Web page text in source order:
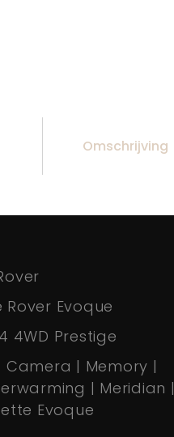
Omschrijving
Rover Evoque
4WD Prestige
Camera | Memory |
| Meridian |
Evoque